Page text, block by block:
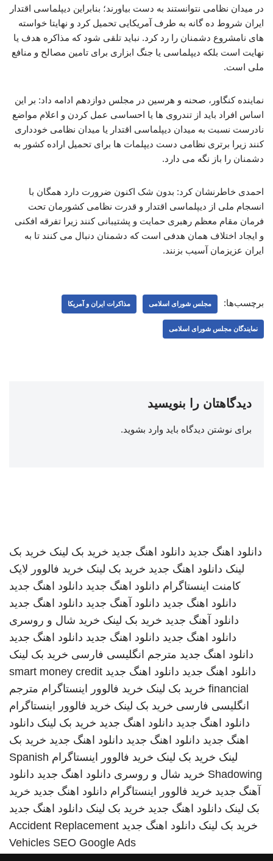
در میدان نظامی نتوانستند به دست بیاورند؛ بنابراین دیپلماسی اقتدار
ایران شروط ده گانه به طرف آمریکایی تحمیل کرد و نهایتا خواسته
های نامشروع دشمنان را رد کرد. نباید تلقی شود که مذاکره هدف یا
نهایت است بلکه دیپلماسی یا جنگ ابزاری برای تامین مصالح و منافع
ملی است.
نماینده کنگاور، صحنه و هرسین در مجلس دوازدهم ادامه داد: بر این
اساس افراد باید از تندروی ها یا احساسی عمل کردن و اعلام مواضع
نادرست نسبت به میدان دیپلماسی اقتدار یا میدان نظامی خودداری
کنند زیرا برتری نظامی دست دیپلمات ها برای تحمیل اراده کشور به
دشمنان را باز نگه می دارد.
احمدی خاطرنشان کرد: بدون شک اکنون ضرورت دارد همگان با
انسجام ملی از دیپلماسی اقتدار و قدرت نظامی کشورمان تحت
فرمان مقام معظم رهبری حمایت و پشتیبانی کنند زیرا تفرقه افکنی
و ایجاد اختلاف همان هدفی است که دشمنان دنبال می کنند تا به
ایران عزیزمان آسیب بزنند.
برچسب‌ها: مجلس شورای اسلامی مذاکرات ایران و آمریکا
نمایندگان مجلس شورای اسلامی
دیدگاهتان را بنویسید
برای نوشتن دیدگاه باید وارد بشوید.
دانلود اهنگ جدید دانلود اهنگ جدید خرید بک لینک خرید بک
لینک دانلود اهنگ جدید خرید بک لینک خرید فالوور لایک
کامنت اینستاگرام دانلود اهنگ جدید دانلود اهنگ جدید
دانلود اهنگ جدید دانلود آهنگ جدید دانلود اهنگ جدید
دانلود آهنگ جدید خرید بک لینک خرید شال و روسری
دانلود اهنگ جدید دانلود اهنگ جدید دانلود اهنگ جدید
دانلود اهنگ جدید مترجم انگلیسی فارسی خرید بک لینک
دانلود اهنگ جدید دانلود اهنگ جدید smart money credit
financial خرید بک لینک خرید فالوور اینستاگرام مترجم
انگلیسی فارسی خرید بک لینک خرید فالوور اینستاگرام
دانلود اهنگ جدید دانلود اهنگ جدید خرید بک لینک دانلود
اهنگ جدید دانلود اهنگ جدید دانلود اهنگ جدید خرید بک
لینک خرید بک لینک خرید فالوور اینستاگرام Spanish
Shadowing خرید شال و روسری دانلود اهنگ جدید دانلود
آهنگ جدید خرید فالوور اینستاگرام دانلود اهنگ جدید خرید
بک لینک دانلود اهنگ جدید خرید بک لینک دانلود اهنگ جدید
خرید بک لینک دانلود اهنگ جدید Accident Replacement
Vehicles SEO Google Ads